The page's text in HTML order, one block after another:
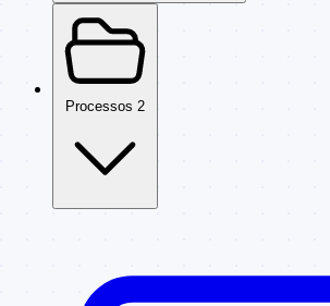
Processos 2